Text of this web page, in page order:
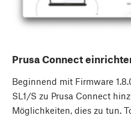
Prusa Connect
Beginnend mit Firmware
SL1/S zu Prusa Connect
Möglichkeiten, dies zu tun.